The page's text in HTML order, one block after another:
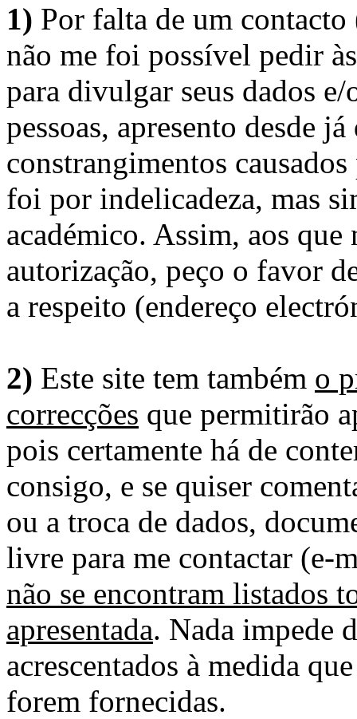
1) Por falta de um
não me foi possível pedir
para divulgar seus dados
pessoas, apresento desde
constrangimentos
foi por indelicadeza, mas
académico. Assim, aos
autorização, peço o favor
a respeito (endereço
2) Este site tem também o
correcções que permitirão
pois certamente há de
consigo, e se quiser
ou a troca de dados,
livre para me contactar (e-
não se encontram listados
apresentada. Nada impede
acrescentados à medida
forem fornecidas.